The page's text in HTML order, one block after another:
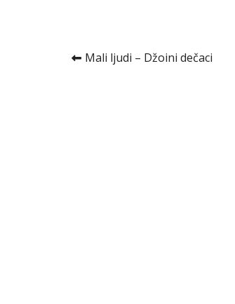
Kretanje
Mali ljudi – Džoini dečaci